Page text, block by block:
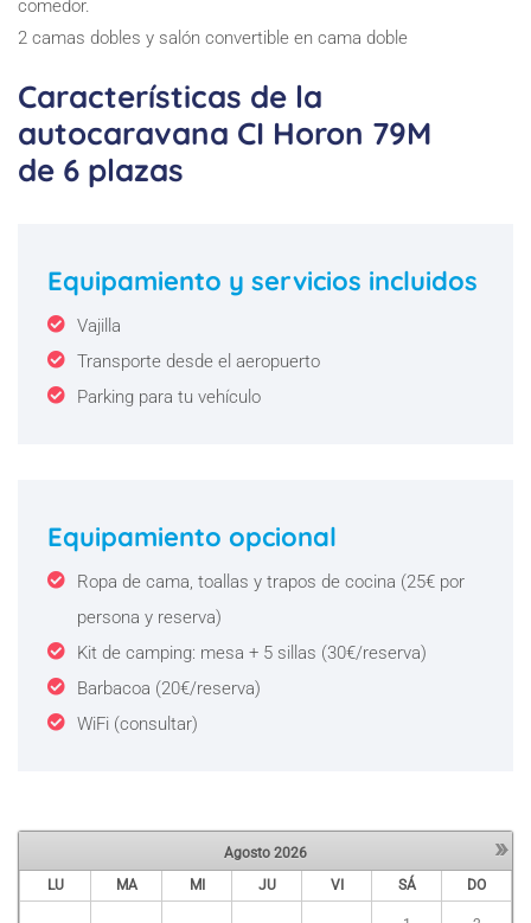
comedor.
2 camas dobles y salón convertible en cama doble
Características de la
autocaravana CI Horon 79M
de 6 plazas
Equipamiento y servicios incluidos
Vajilla
Transporte desde el aeropuerto
Parking para tu vehículo
Equipamiento opcional
Ropa de cama, toallas y trapos de cocina (25€ por
persona y reserva)
Kit de camping: mesa + 5 sillas (30€/reserva)
Barbacoa (20€/reserva)
WiFi (consultar)
»
Agosto 2026
LU
MA MI JU VI SÁ DO